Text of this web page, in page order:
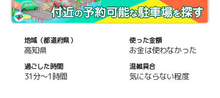
地域（都道府県）
高知県
使った金額
お金は使わなかった
過ごした時間
31分～1時間
混雑具合
気にならない程度